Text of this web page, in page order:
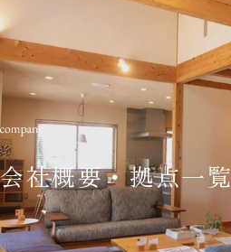
会社概要・拠点一覧